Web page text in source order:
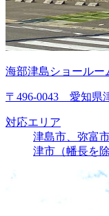
海部津島ショールー
〒496-0043 愛知県
対応エリア
津島市、弥富
津市（幡長を